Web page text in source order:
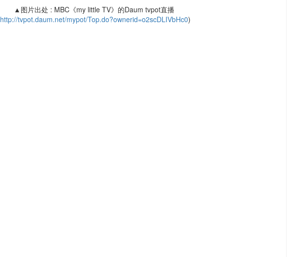
▲图片出处 : MBC《my little TV》的Daum tvpot直播
http://tvpot.daum.net/mypot/Top.do?ownerid=o2scDLIVbHc0)